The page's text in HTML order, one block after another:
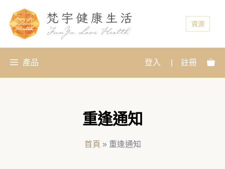
資源
產品 登入 註冊
重逢通知
首頁 » 重逢通知